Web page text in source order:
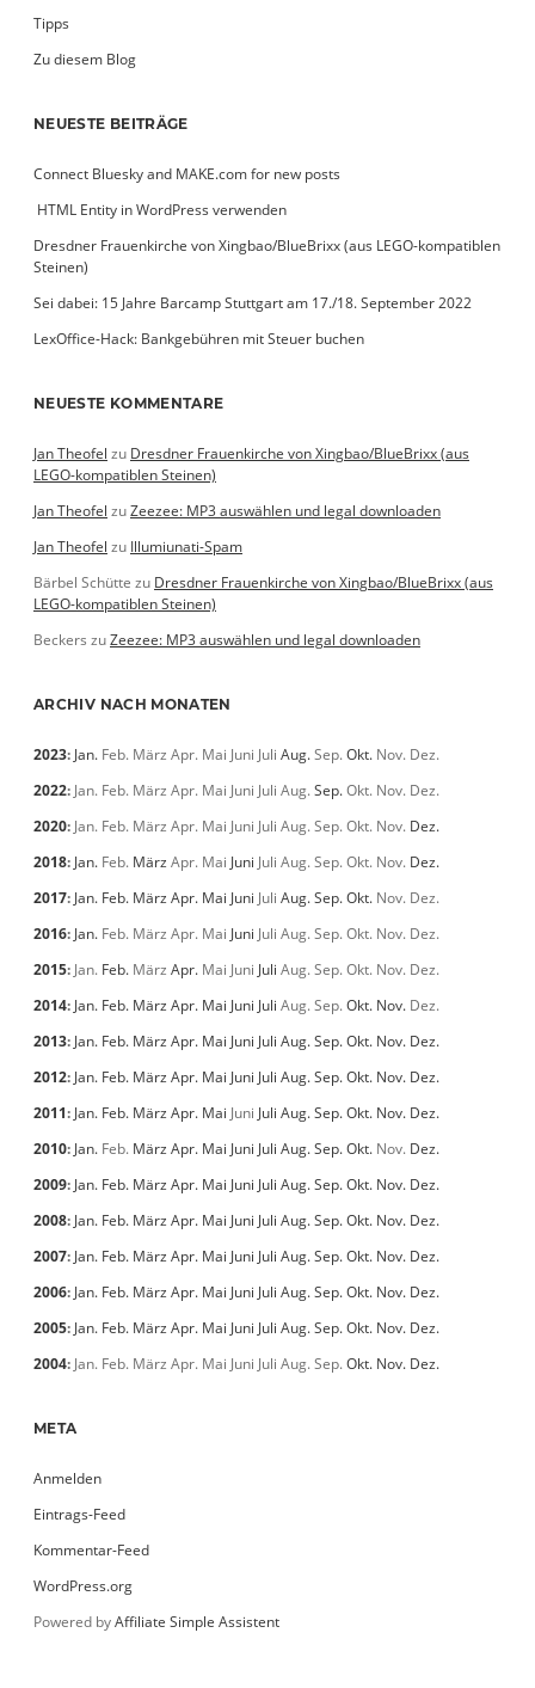
Tipps
Zu diesem Blog
NEUESTE BEITRÄGE
Connect Bluesky and MAKE.com for new posts
­ HTML Entity in WordPress verwenden
Dresdner Frauenkirche von Xingbao/BlueBrixx (aus LEGO-kompatiblen
Steinen)
Sei dabei: 15 Jahre Barcamp Stuttgart am 17./18. September 2022
LexOffice-Hack: Bankgebühren mit Steuer buchen
NEUESTE KOMMENTARE
Jan Theofel zu Dresdner Frauenkirche von Xingbao/BlueBrixx (aus
LEGO-kompatiblen Steinen)
Jan Theofel zuZeezee: MP3 auswählen und legal downloaden
Jan Theofel zu Illumiunati-Spam
Bärbel Schütte zu Dresdner Frauenkirche von Xingbao/BlueBrixx (aus
LEGO-kompatiblen Steinen)
Beckers zuZeezee: MP3 auswählen und legal downloaden
ARCHIV NACH MONATEN
2023: Jan. Feb. März Apr. Mai Juni Juli Aug.Sep.Okt. Nov. Dez.
2022: Jan. Feb. März Apr. Mai Juni Juli Aug.Sep.Okt. Nov. Dez.
2020: Jan. Feb. März Apr. Mai Juni Juli Aug.Sep.Okt. Nov. Dez.
2018: Jan. Feb. März Apr. Mai Juni Juli Aug.Sep.Okt. Nov. Dez.
2017: Jan. Feb. März Apr. Mai Juni Juli Aug.Sep.Okt. Nov. Dez.
2016: Jan. Feb. März Apr. Mai Juni Juli Aug.Sep.Okt. Nov. Dez.
2015: Jan. Feb. März Apr. Mai Juni Juli Aug.Sep.Okt. Nov. Dez.
2014: Jan. Feb. März Apr. Mai Juni Juli Aug.Sep.Okt. Nov. Dez.
2013: Jan. Feb. März Apr. Mai Juni Juli Aug.Sep.Okt. Nov. Dez.
2012: Jan. Feb. März Apr. Mai Juni Juli Aug.Sep.Okt. Nov. Dez.
2011: Jan. Feb. März Apr. Mai Juni Juli Aug.Sep.Okt. Nov. Dez.
2010: Jan. Feb. März Apr. Mai Juni Juli Aug.Sep.Okt. Nov. Dez.
2009: Jan. Feb. März Apr. Mai Juni Juli Aug.Sep.Okt. Nov. Dez.
2008: Jan. Feb. März Apr. Mai Juni Juli Aug.Sep.Okt. Nov. Dez.
2007: Jan. Feb. März Apr. Mai Juni Juli Aug.Sep.Okt. Nov. Dez.
2006: Jan. Feb. März Apr. Mai Juni Juli Aug.Sep.Okt. Nov. Dez.
2005: Jan. Feb. März Apr. Mai Juni Juli Aug.Sep.Okt. Nov. Dez.
2004: Jan. Feb. März Apr. Mai Juni Juli Aug.Sep.Okt. Nov. Dez.
META
Anmelden
Eintrags-Feed
Kommentar-Feed
WordPress.org
Powered byAffiliate Simple Assistent